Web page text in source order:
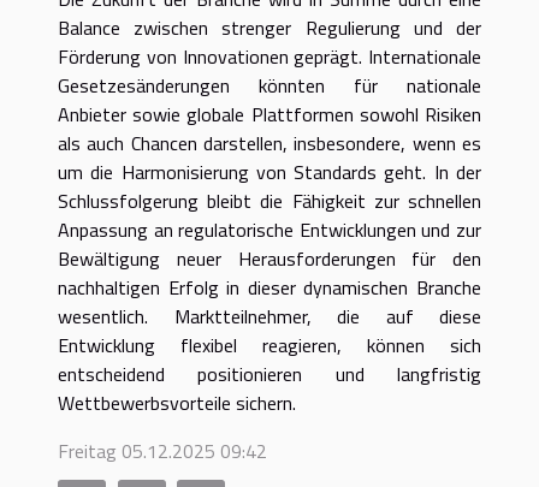
Balance zwischen strenger Regulierung und der
Förderung von Innovationen geprägt. Internationale
Gesetzesänderungen könnten für nationale
Anbieter sowie globale Plattformen sowohl Risiken
als auch Chancen darstellen, insbesondere, wenn es
um die Harmonisierung von Standards geht. In der
Schlussfolgerung bleibt die Fähigkeit zur schnellen
Anpassung an regulatorische Entwicklungen und zur
Bewältigung neuer Herausforderungen für den
nachhaltigen Erfolg in dieser dynamischen Branche
wesentlich. Marktteilnehmer, die auf diese
Entwicklung flexibel reagieren, können sich
entscheidend positionieren und langfristig
Wettbewerbsvorteile sichern.
Freitag 05.12.2025 09:42